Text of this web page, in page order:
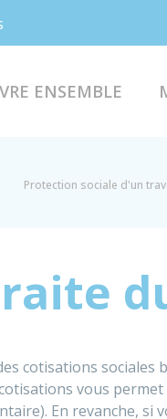
ENSEMBLE
Protection sociale d'un
cotisations sociales
vous
En revanche, si